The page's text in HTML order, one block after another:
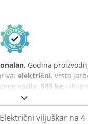
, Godina
električni, vrsta
vozila: 585 kg,
, Visokopodizni viličar
Stanje: Novo
kotača: 80 - 100%
Električni viljuškar na 4